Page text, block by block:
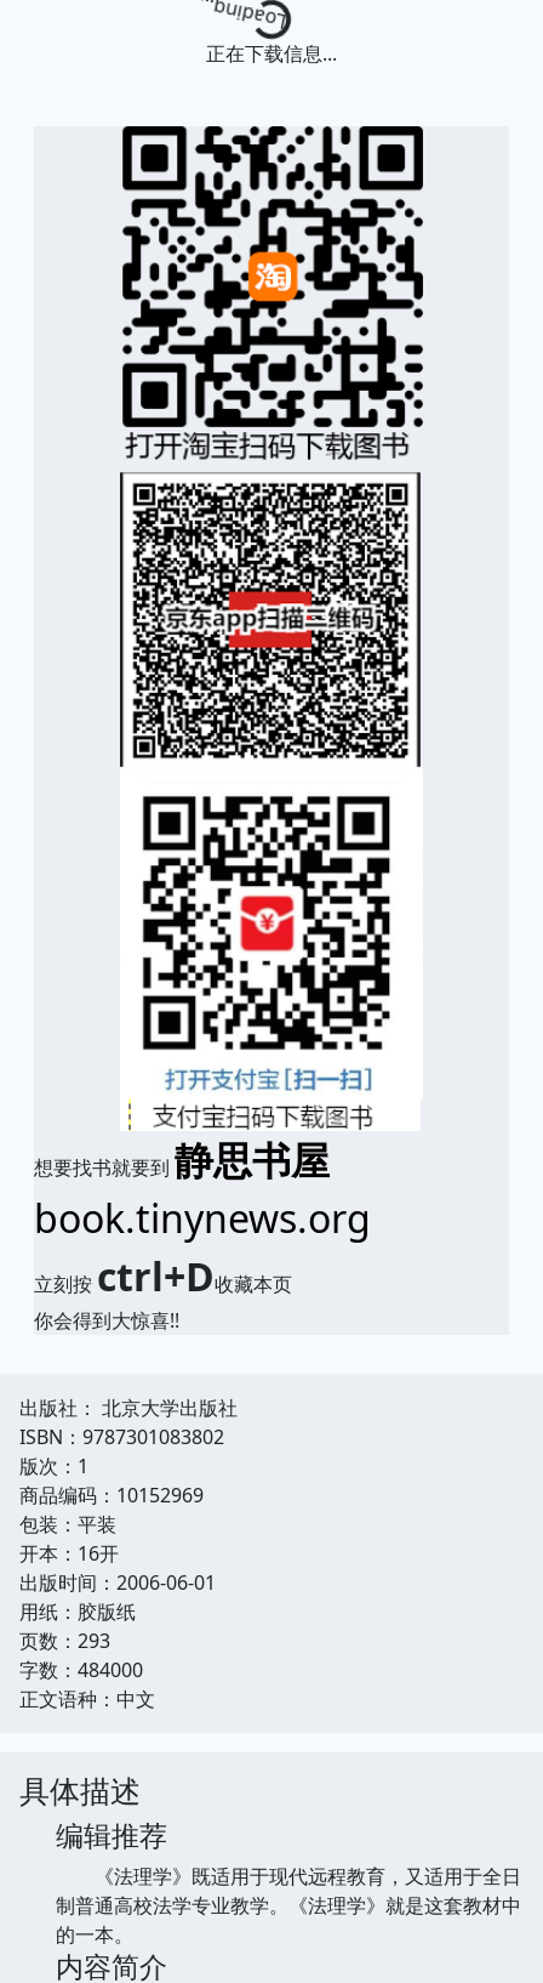
Loading...
正在下载信息...
想要找书就要到 静思书屋
book.tinynews.org
立刻按 ctrl+D收藏本页
你会得到大惊喜!!
出版社： 北京大学出版社
ISBN：9787301083802
版次：1
商品编码：10152969
包装：平装
开本：16开
出版时间：2006-06-01
用纸：胶版纸
页数：293
字数：484000
正文语种：中文
具体描述
编辑推荐
《法理学》既适用于现代远程教育，又适用于全日
制普通高校法学专业教学。《法理学》就是这套教材中
的一本。
内容简介